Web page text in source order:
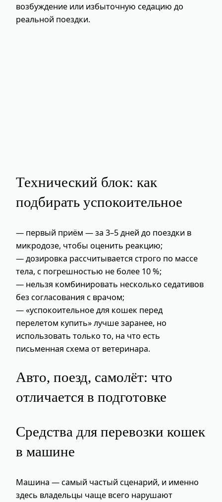
возбуждение или избыточную седацию до
реальной поездки.
Технический блок: как
подбирать успокоительное
— первый приём — за 3–5 дней до поездки в
микродозе, чтобы оценить реакцию;
— дозировка рассчитывается строго по массе
тела, с погрешностью не более 10 %;
— нельзя комбинировать несколько седативов
без согласования с врачом;
— «успокоительное для кошек перед
перелетом купить» лучше заранее, но
использовать только то, на что есть
письменная схема от ветеринара.
Авто, поезд, самолёт: что
отличается в подготовке
Средства для перевозки кошек
в машине
Машина — самый частый сценарий, и именно
здесь владельцы чаще всего нарушают